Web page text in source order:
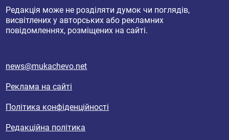
Редакція може не розділяти думок чи поглядів,
висвітлених у авторських або рекламних
повідомленнях, розміщених на сайті.
news@mukachevo.net
Реклама на сайті
Політика конфіденційності
Редакційна політика